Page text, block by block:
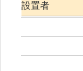
設置者